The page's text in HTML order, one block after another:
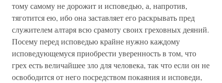
тому самому не дорожит и исповедью, а, напротив,
тяготится ею, ибо она заставляет его раскрывать пред
служителем алтаря всю срамоту своих греховных деяний.
Посему перед исповедью крайне нужно каждому
исповедующемуся приобрести уверенность в том, что
грех есть величайшее зло для человека, так что если он не
освободится от него посредством покаяния и исповеди,